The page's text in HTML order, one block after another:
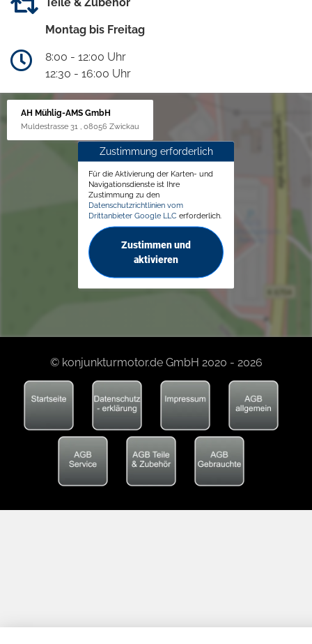
Montag bis Freitag
8:00 - 12:00 Uhr
12:30 - 16:00 Uhr
AH Mühlig-AMS GmbH
Muldestrasse 31 , 08056 Zwickau
Zustimmung erforderlich
Für die Aktivierung der Karten- und
Navigationsdienste ist Ihre
Zustimmung zu den
Datenschutzrichtlinien vom
Drittanbieter Google LLC erforderlich.
Zustimmen und
aktivieren
© konjunkturmotor.de GmbH 2020 - 2026